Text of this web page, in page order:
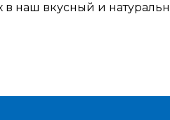
наш вкусный и